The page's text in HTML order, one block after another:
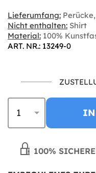
Lieferumfang:
Nicht enthalten: Shirt
Material: 100%
ART. NR.: 13249-0
IN
100%